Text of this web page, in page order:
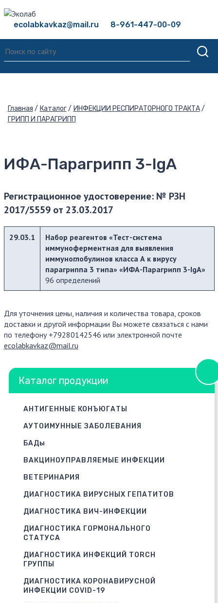
ecolabkavkaz@mail.ru 8-961-447-00-09
Главная Каталог
ИНФЕКЦИИ РЕСПИРАТОРНОГО ТРАКТА
ГРИПП И ПАРАГРИПП
ИФА-Парагрипп 3-IgA
Регистрационное удостоверение: № РЗН
2017/5559 от 23.03.2017
29.03.1
Набор реагентов «Тест-система
иммуноферментная для выявления
иммуноглобулинов класса А к вирусу
парагриппа 3 типа» «ИФА-Парагрипп 3-IgA»
96 определений
Для уточнения цены, наличия и количества товара, сроков
доставки и другой информации Вы можете связаться с нами
по телефону +79280142546 или электронной почте
ecolabkavkaz@mail.ru
Каталог продукции
АНТИГЕННЫЕ КОНЪЮГАТЫ
АУТОИМУННЫЕ ЗАБОЛЕВАНИЯ
БАДы
ВАКЦИНОУПРАВЛЯЕМЫЕ ИНФЕКЦИИ
ВЕТЕРИНАРИЯ
ДИАГНОСТИКА ВИРУСНЫХ ГЕПАТИТОВ
ДИАГНОСТИКА ВИЧ-ИНФЕКЦИИ
ДИАГНОСТИКА ГОРМОНАЛЬНОГО
СТАТУСА
ДИАГНОСТИКА ИНФЕКЦИЙ TORCH
ГРУППЫ
ДИАГНОСТИКА КОРОНАВИРУСНОЙ
ИНФЕКЦИИ COVID-19